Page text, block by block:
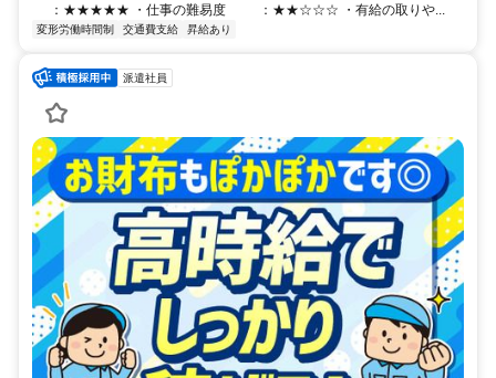
：★★★★★ ・仕事の難易度 ：★★☆☆☆ ・有給の取りや...
変形労働時間制 交通費支給 昇給あり
派遣社員